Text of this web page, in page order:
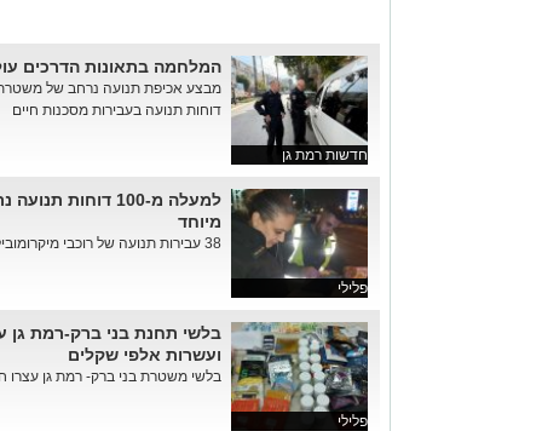
חדשות רמת גן
המלחמה בתאונות הדרכים
דוחות תנועה בעבירות מסכנות חיים
פלילי
למעלה מ-100
מיוחד
38 עבירות תנועה של רוכבי מיקרומוביליטי, 17 נהגים מעל המהירות המ...
פלילי
בלשי תחנת בני ברק-רמת גן
ועשרות אלפי שקלים
בלשי משטרת בני ברק- רמת גן עצרו